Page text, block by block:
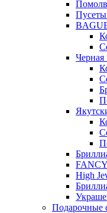
Черная
High
Подарочные